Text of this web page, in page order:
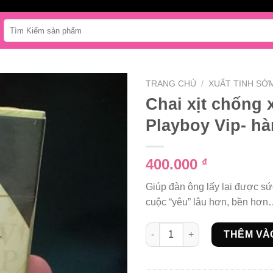
Tìm
kiếm:
TRANG CHỦ / XUẤT TINH
Chai xịt chống
Playboy Vip-
400.000 ₫
Giúp đàn ông lấy lại được
cuộc “yêu” lâu hơn, bền
Chai xịt chống xuất tinh sớm
THÊM